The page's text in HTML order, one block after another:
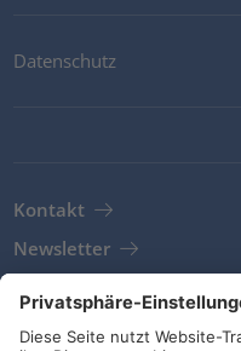
Datenschutz
Kontakt
Newsletter
AGB